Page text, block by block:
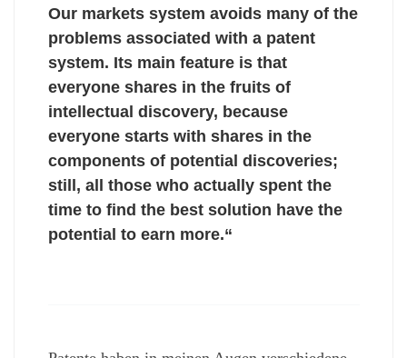
Our markets system avoids many of the
problems associated with a patent
system. Its main feature is that
everyone shares in the fruits of
intellectual discovery, because
everyone starts with shares in the
components of potential discoveries;
still, all those who actually spent the
time to find the best solution have the
potential to earn more.“